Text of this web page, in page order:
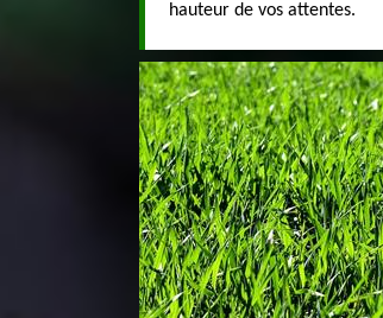
hauteur de vos attentes.